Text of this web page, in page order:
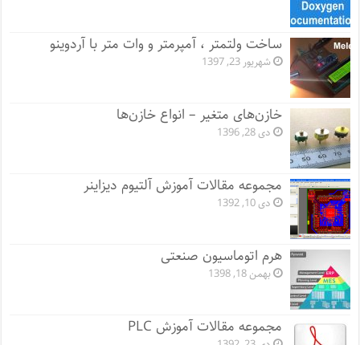
ساخت ولتمتر ، آمپرمتر و وات متر با آردوینو
شهریور 23, 1397
خازن‌های متغیر – انواع خازن‌ها
دی 28, 1396
مجموعه مقالات آموزش آلتیوم دیزاینر
دی 10, 1392
هرم اتوماسیون صنعتی
بهمن 18, 1398
مجموعه مقالات آموزش PLC